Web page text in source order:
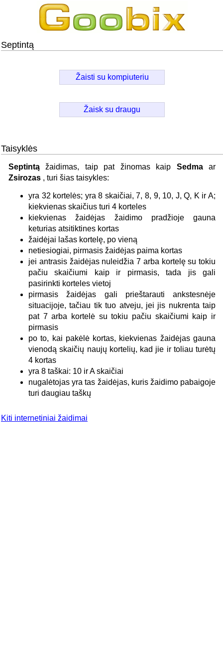
Septintą
Žaisti su kompiuteriu
Žaisk su draugu
Taisyklės
Septintą žaidimas, taip pat žinomas kaip Sedmaar
Zsirozas , turi šias taisykles:
yra 32 kortelės; yra 8 skaičiai, 7, 8, 9, 10, J, Q, K ir A;
kiekvienas skaičius turi 4 korteles
kiekvienas žaidėjas žaidimo pradžioje gauna
keturias atsitiktines kortas
žaidėjai lašas kortelę, po vieną
netiesiogiai, pirmasis žaidėjas paima kortas
jei antrasis žaidėjas nuleidžia 7 arba kortelę su tokiu
pačiu skaičiumi kaip ir pirmasis, tada jis gali
pasirinkti korteles vietoj
pirmasis žaidėjas gali prieštarauti ankstesnėje
situacijoje, tačiau tik tuo atveju, jei jis nukrenta taip
pat 7 arba kortelė su tokiu pačiu skaičiumi kaip ir
pirmasis
po to, kai pakėlė kortas, kiekvienas žaidėjas gauna
vienodą skaičių naujų kortelių, kad jie ir toliau turėtų
4 kortas
yra 8 taškai: 10 ir A skaičiai
nugalėtojas yra tas žaidėjas, kuris žaidimo pabaigoje
turi daugiau taškų
Kiti internetiniai žaidimai